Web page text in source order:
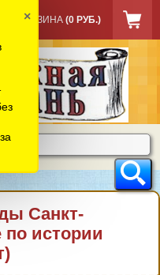
КОРЗИНА (0 РУБ.)
Санкт-
по истории
×